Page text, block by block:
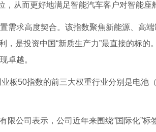
从而更好地满足智能汽车客户对智能座
需求高度契合。该指数聚焦新能源、高
是投资中国“新质生产力”最直接的标的
卓越。
板50指数的前三大权重行业分别是电池
公司表示，公司近年来围绕“国际化”标